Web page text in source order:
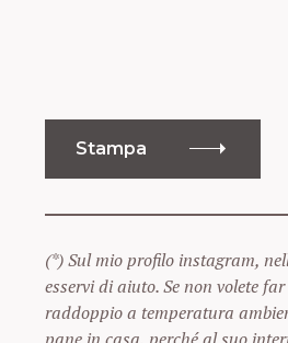
(*) Sul mio profilo instagram,
esservi di aiuto. Se non volete
raddoppio a temperatura
Stampa